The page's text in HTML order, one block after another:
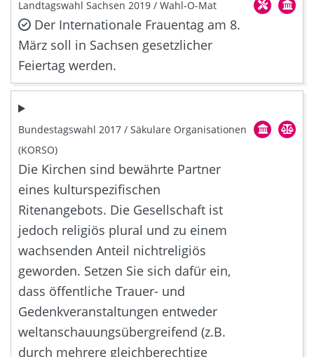
Landtagswahl Sachsen 2019 / Wahl-O-Mat
Der Internationale Frauentag am 8.
März soll in Sachsen gesetzlicher
Feiertag werden.
Bundestagswahl 2017 / Säkulare Organisationen
(KORSO)
Die Kirchen sind bewährte Partner
eines kulturspezifischen
Ritenangebots. Die Gesellschaft ist
jedoch religiös plural und zu einem
wachsenden Anteil nichtreligiös
geworden. Setzen Sie sich dafür ein,
dass öffentliche Trauer- und
Gedenkveranstaltungen entweder
weltanschauungsübergreifend (z.B.
durch mehrere gleichberechtige